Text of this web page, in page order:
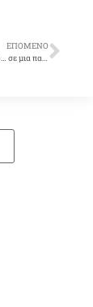
ΕΠΌΜΕΝΟ
Ο Σ.Υ.Ε.Τ.Ε. πάει θέατρο… σε μια παράσταση από συναδέλφους αποκλειστικά για τα μέλη του